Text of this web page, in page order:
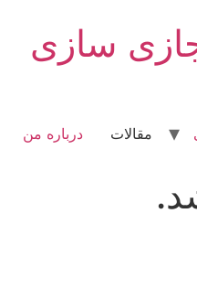
سازی
مقالات درباره من